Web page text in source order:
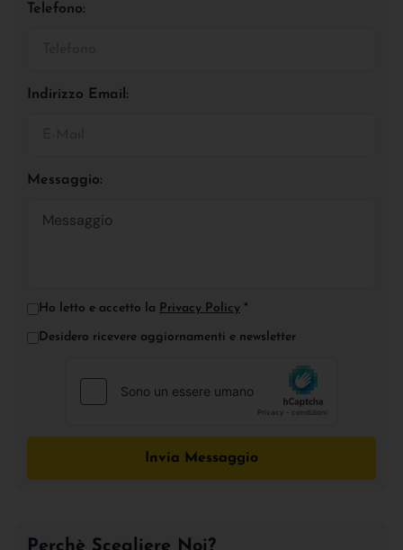
Telefono:
Indirizzo Email:
Messaggio:
Ho letto e accetto la Privacy Policy *
Desidero ricevere aggiornamenti e newsletter
Invia Messaggio
Perchè Scegliere Noi?